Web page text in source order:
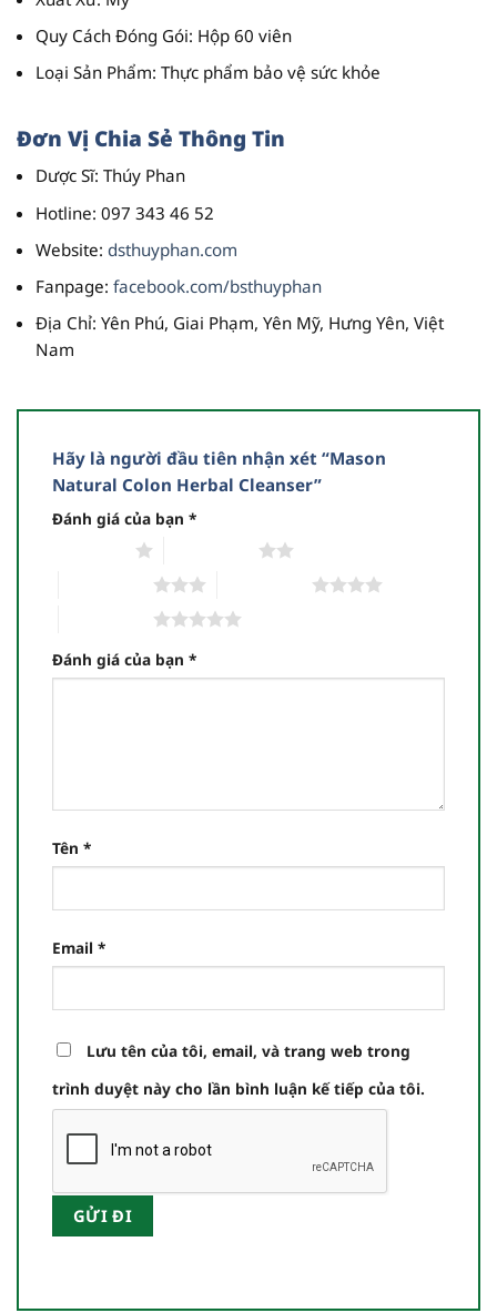
Quy Cách Đóng Gói: Hộp 60 viên
Loại Sản Phẩm: Thực phẩm bảo vệ sức khỏe
Đơn Vị Chia Sẻ Thông Tin
Dược Sĩ: Thúy Phan
Hotline: 097 343 46 52
Website: dsthuyphan.com
Fanpage: facebook.com/bsthuyphan
Địa Chỉ: Yên Phú, Giai Phạm, Yên Mỹ, Hưng Yên, Việt
Nam
Hãy là người đầu tiên nhận xét “Mason
Natural Colon Herbal Cleanser”
Đánh giá của bạn *
Đánh giá của bạn *
Tên *
Email *
Lưu tên của tôi, email, và trang web trong
trình duyệt này cho lần bình luận kế tiếp của tôi.